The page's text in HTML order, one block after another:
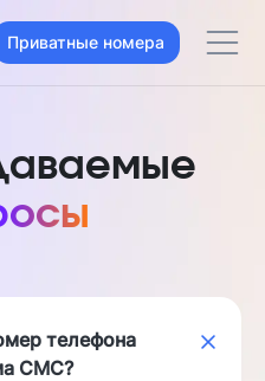
Приватные номера
телефона
СМС?